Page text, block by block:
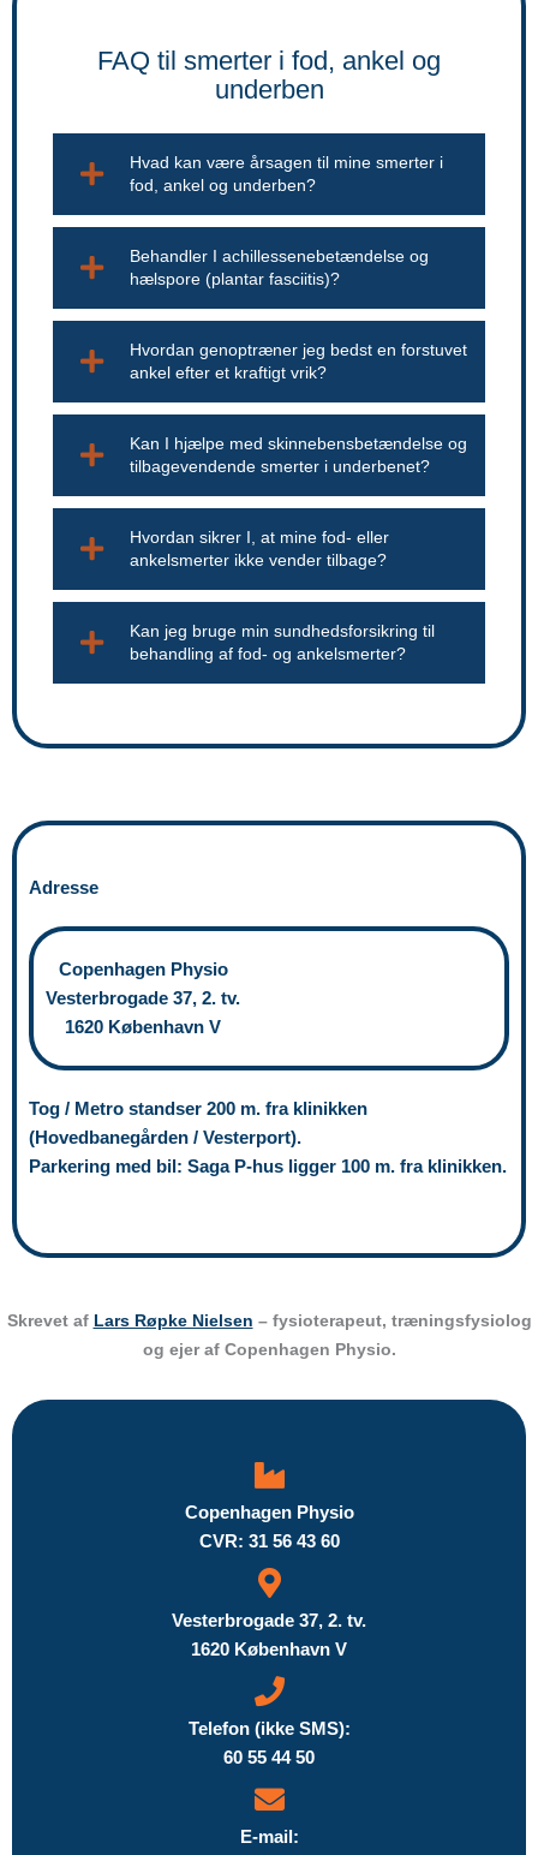
FAQ til smerter i fod, ankel og
underben
Hvad kan være årsagen til mine smerter i
fod, ankel og underben?
Behandler I achillessenebetændelse og
hælspore (plantar fasciitis)?
Hvordan genoptræner jeg bedst en forstuvet
ankel efter et kraftigt vrik?
Kan I hjælpe med skinnebensbetændelse og
tilbagevendende smerter i underbenet?
Hvordan sikrer I, at mine fod- eller
ankelsmerter ikke vender tilbage?
Kan jeg bruge min sundhedsforsikring til
behandling af fod- og ankelsmerter?
Adresse
Copenhagen Physio
Vesterbrogade 37, 2. tv.
1620 København V
Tog / Metro standser 200 m. fra klinikken
(Hovedbanegården / Vesterport).
Parkering med bil: Saga P-hus ligger 100 m. fra klinikken.
Skrevet af Lars Røpke Nielsen – fysioterapeut, træningsfysiolog
og ejer af Copenhagen Physio.
Copenhagen Physio
CVR: 31 56 43 60
Vesterbrogade 37, 2. tv.
1620 København V
Telefon (ikke SMS):
60 55 44 50
E-mail: